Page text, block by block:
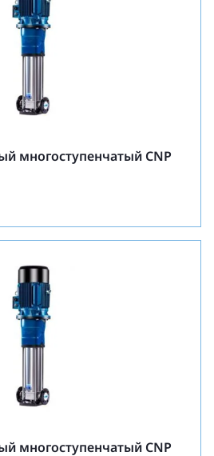
многоступенчатый CNP
многоступенчатый CNP